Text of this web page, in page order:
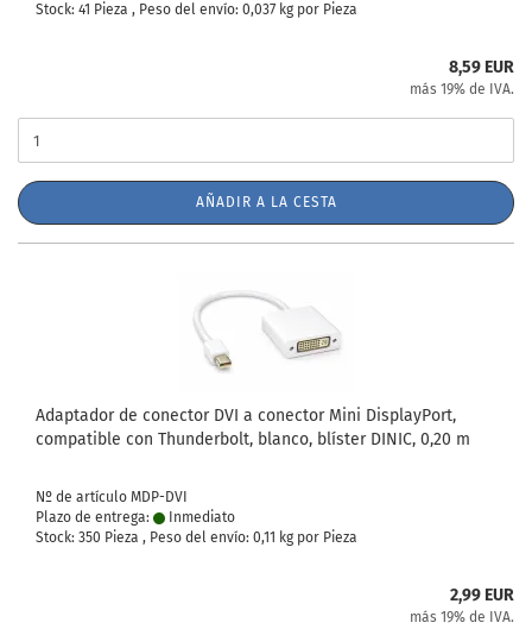
Stock: 41 Pieza , Peso del envío: 0,037 kg por Pieza
8,59 EUR
más 19% de IVA.
AÑADIR A LA CESTA
Adaptador de conector DVI a conector Mini DisplayPort,
compatible con Thunderbolt, blanco, blíster DINIC, 0,20 m
Nº de artículo MDP-DVI
Plazo de entrega:
Inmediato
Stock: 350 Pieza , Peso del envío: 0,11 kg por Pieza
2,99 EUR
más 19% de IVA.